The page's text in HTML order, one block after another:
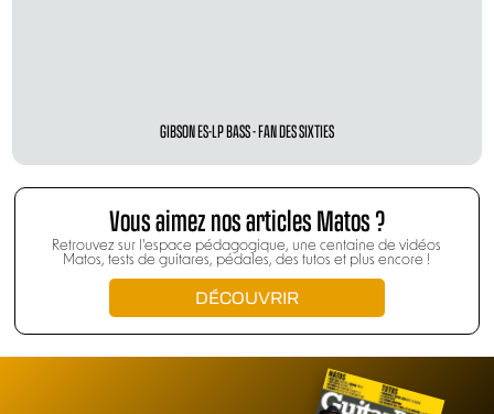
GIBSON ES-LP BASS - FAN DES SIXTIES
Vous aimez nos articles Matos ?
Retrouvez sur l'espace pédagogique, une centaine de vidéos
Matos, tests de guitares, pédales, des tutos et plus encore !
DÉCOUVRIR